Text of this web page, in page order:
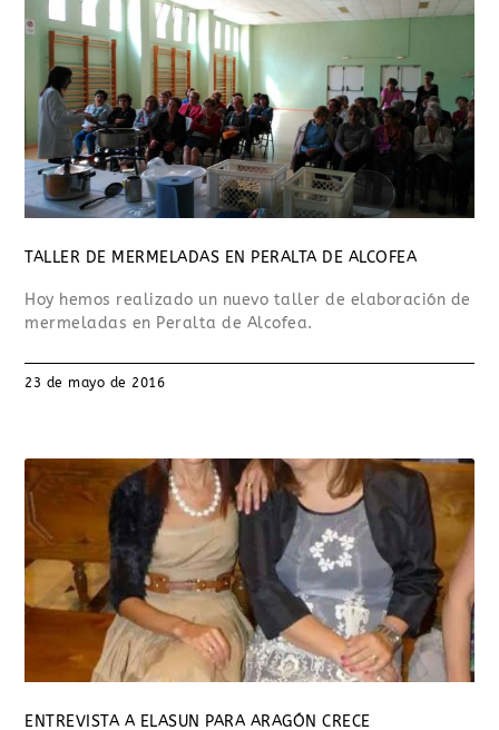
TALLER DE MERMELADAS EN PERALTA DE ALCOFEA
Hoy hemos realizado un nuevo taller de elaboración de
mermeladas en Peralta de Alcofea.
23 de mayo de 2016
ENTREVISTA A ELASUN PARA ARAGÓN CRECE